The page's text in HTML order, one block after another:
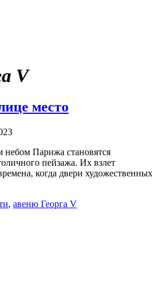
V
место
Парижа становятся
пейзажа. Их взлет
когда двери художественных
, авеню Георга V